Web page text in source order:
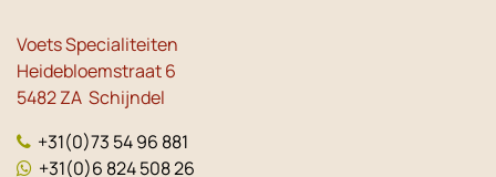
Voets Specialiteiten
Heidebloemstraat 6
5482 ZA Schijndel
+31(0)73 54 96 881
+31(0)6 824 508 26